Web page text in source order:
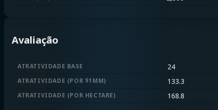
Avaliação
ATRATIVIDADE BASE 24
ATRATIVIDADE (POR $1MM) 133.3
ATRATIVIDADE (POR HECTARE) 168.8